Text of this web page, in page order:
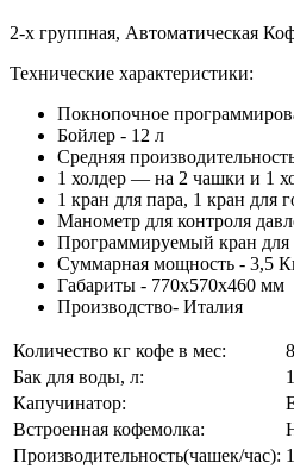
2-х группная, Автоматическая
Технические характеристики:
Покнопочное
Бойлер - 12 л
Средняя
1 холдер — на 2 чашки и 1
1 кран для пара, 1 кран для
Манометр для контроля
Программируемый кран для
Суммарная мощность - 3,5
Габариты - 770x570x460 мм
Производство- Италия
Количество кг кофе в мес:
8
Бак для воды, л:
Капучинатор:
Встроенная кофемолка:
Производительность(чашек/час):